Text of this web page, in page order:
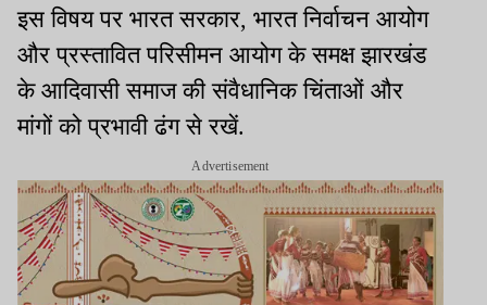
इस विषय पर भारत सरकार, भारत निर्वाचन आयोग
और प्रस्तावित परिसीमन आयोग के समक्ष झारखंड
के आदिवासी समाज की संवैधानिक चिंताओं और
मांगों को प्रभावी ढंग से रखें.
Advertisement